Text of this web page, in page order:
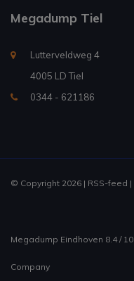
Megadump Tiel
Lutterveldweg 4
4005 LD Tiel
0344 - 621186
© Copyright 2026 | RSS-feed |
Megadump Eindhoven 8.4/ 10
Company